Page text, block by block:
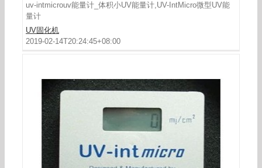
uv-intmicrouv能量计_体积小UV能量计,UV-IntMicro微型UV能
量计
UV固化机
2019-02-14T20:24:45+08:00